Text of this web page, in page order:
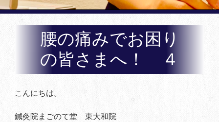
腰の痛みでお困り
の皆さまへ！ ４
こんにちは。
鍼灸院まごのて堂 東大和院